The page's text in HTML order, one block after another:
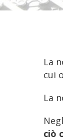
La
cui
La
ciò